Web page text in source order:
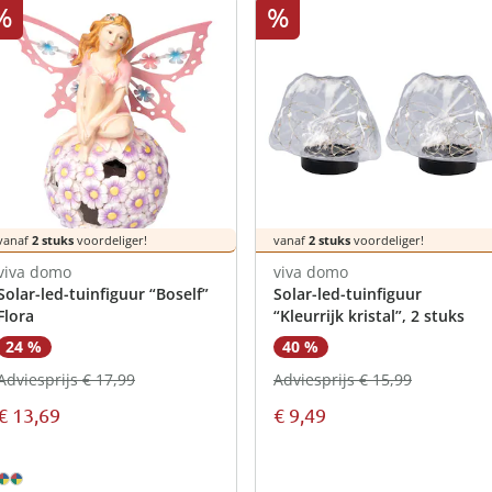
&
nu
2 stuks voordeliger!
domo
led-tuinfiguur “Boself”
24 %
13,69
€ 17,99
%
vanaf 2 stuks voordeliger!
viva domo
Solar-led-tuinfiguur
“Kleurrijk kristal”, 2 stuks
40 %
€ 9,49
Adviesprijs € 15,99